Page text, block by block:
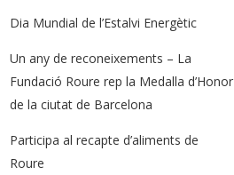
Dia Mundial de l’Estalvi Energètic
Un any de reconeixements – La
Fundació Roure rep la Medalla d’Honor
de la ciutat de Barcelona
Participa al recapte d’aliments de
Roure